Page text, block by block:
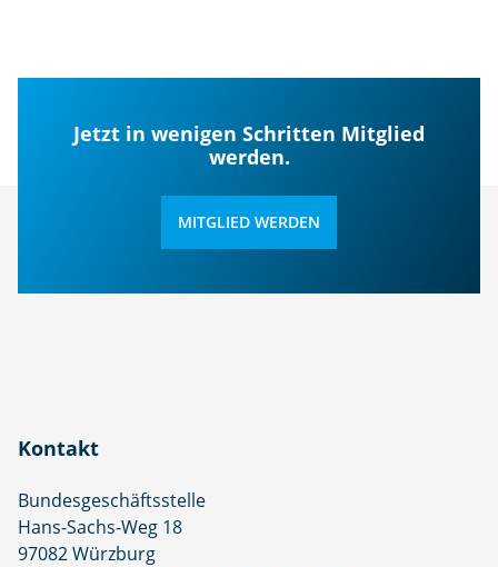
Jetzt in wenigen Schritten Mitglied
werden.
MITGLIED WERDEN
Kontakt
Bundesgeschäftsstelle
Hans-Sachs-Weg 18
97082 Würzburg